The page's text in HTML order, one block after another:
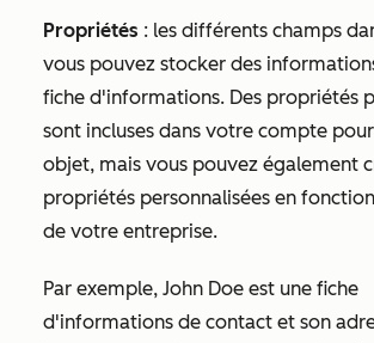
Propriétés : les différents champs
vous pouvez stocker des
fiche d'informations. Des propriétés
sont incluses dans votre compte
objet, mais vous pouvez également
propriétés personnalisées en
de votre entreprise.
Par exemple, John Doe est une fiche
d'informations de contact et son